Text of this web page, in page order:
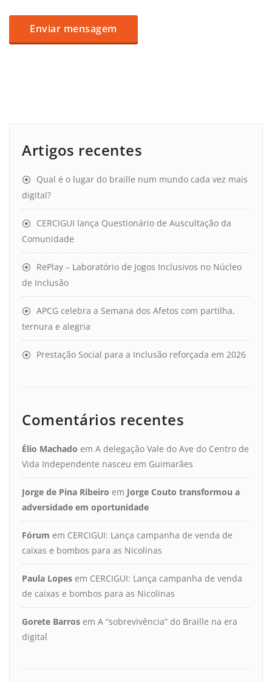
Artigos recentes
Qual é o lugar do braille num mundo cada vez mais
digital?
CERCIGUI lança Questionário de Auscultação da
Comunidade
RePlay – Laboratório de Jogos Inclusivos no Núcleo
de Inclusão
APCG celebra a Semana dos Afetos com partilha,
ternura e alegria
Prestação Social para a Inclusão reforçada em 2026
Comentários recentes
Élio Machado em A delegação Vale do Ave do Centro de
Vida Independente nasceu em Guimarães
Jorge de Pina Ribeiro em Jorge Couto transformou a
adversidade em oportunidade
Fórum em CERCIGUI: Lança campanha de venda de
caixas e bombos para as Nicolinas
Paula Lopes em CERCIGUI: Lança campanha de venda
de caixas e bombos para as Nicolinas
Gorete Barros em A “sobrevivência” do Braille na era
digital